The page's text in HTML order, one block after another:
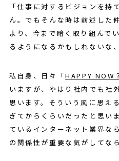
「仕事に対するビジョンを持
ん。でもそんな時は前述した
より、今まで暗く取り組んで
るようになるかもしれないな
私自身、日々「HAPPY NOW
いますが、やはり社内でも社
思います。そういう風に思え
ぎてからくらいだったと思い
ているインターネット業界な
の関係性が重要な気がしてな